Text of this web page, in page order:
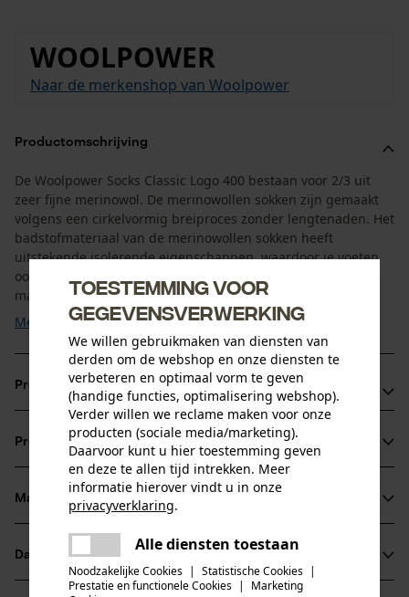
WOOLPOWER
Naar de merkenshop van Woolpower
Productomschrijving
De Woolpower Socks Classic Logo 400 bestaan voor 2/3 uit
zeer fijne merinowol. De merinowollen sokken zijn gemaakt
volgens een cirkelvormig breiproces zonder lengtenaden. Het
badstofmateriaal van de merinowollen sokken heeft
uitstekende isolerende eigenschappen, waardoor je voeten
ook warm blijven als ze vochtig zijn. Dankzij de gebruikte
materialen wordt vocht geabsorbeerd en van je voet ...
Meer tonen
Productvoordelen
De Woolpower sokken van merinowol werken
temperatuurregulerend
Dankzij het hoge gehalte aan merinowol voelen de
Productinformatie
Productdetails
Activiteitstype
wandelen
Materiaal & onderhoud
Materiaal
Datasheets
Productveiligheidsblad (PDF)
Toestemming voor
gegevensverwerking
We willen gebruikmaken van diensten van
derden om de webshop en onze diensten te
verbeteren en optimaal vorm te geven
(handige functies, optimalisering webshop).
Verder willen we reclame maken voor onze
producten (sociale media/marketing).
Daarvoor kunt u hier toestemming geven
en deze te allen tijd intrekken. Meer
informatie hierover vindt u in onze
privacyverklaring.
Alle diensten toestaan
Noodzakelijke Cookies | Statistische Cookies |
Prestatie en functionele Cookies |
Marketing
Er is een fout opgetreden. Gelieve
het opnieuw te proberen.
delen